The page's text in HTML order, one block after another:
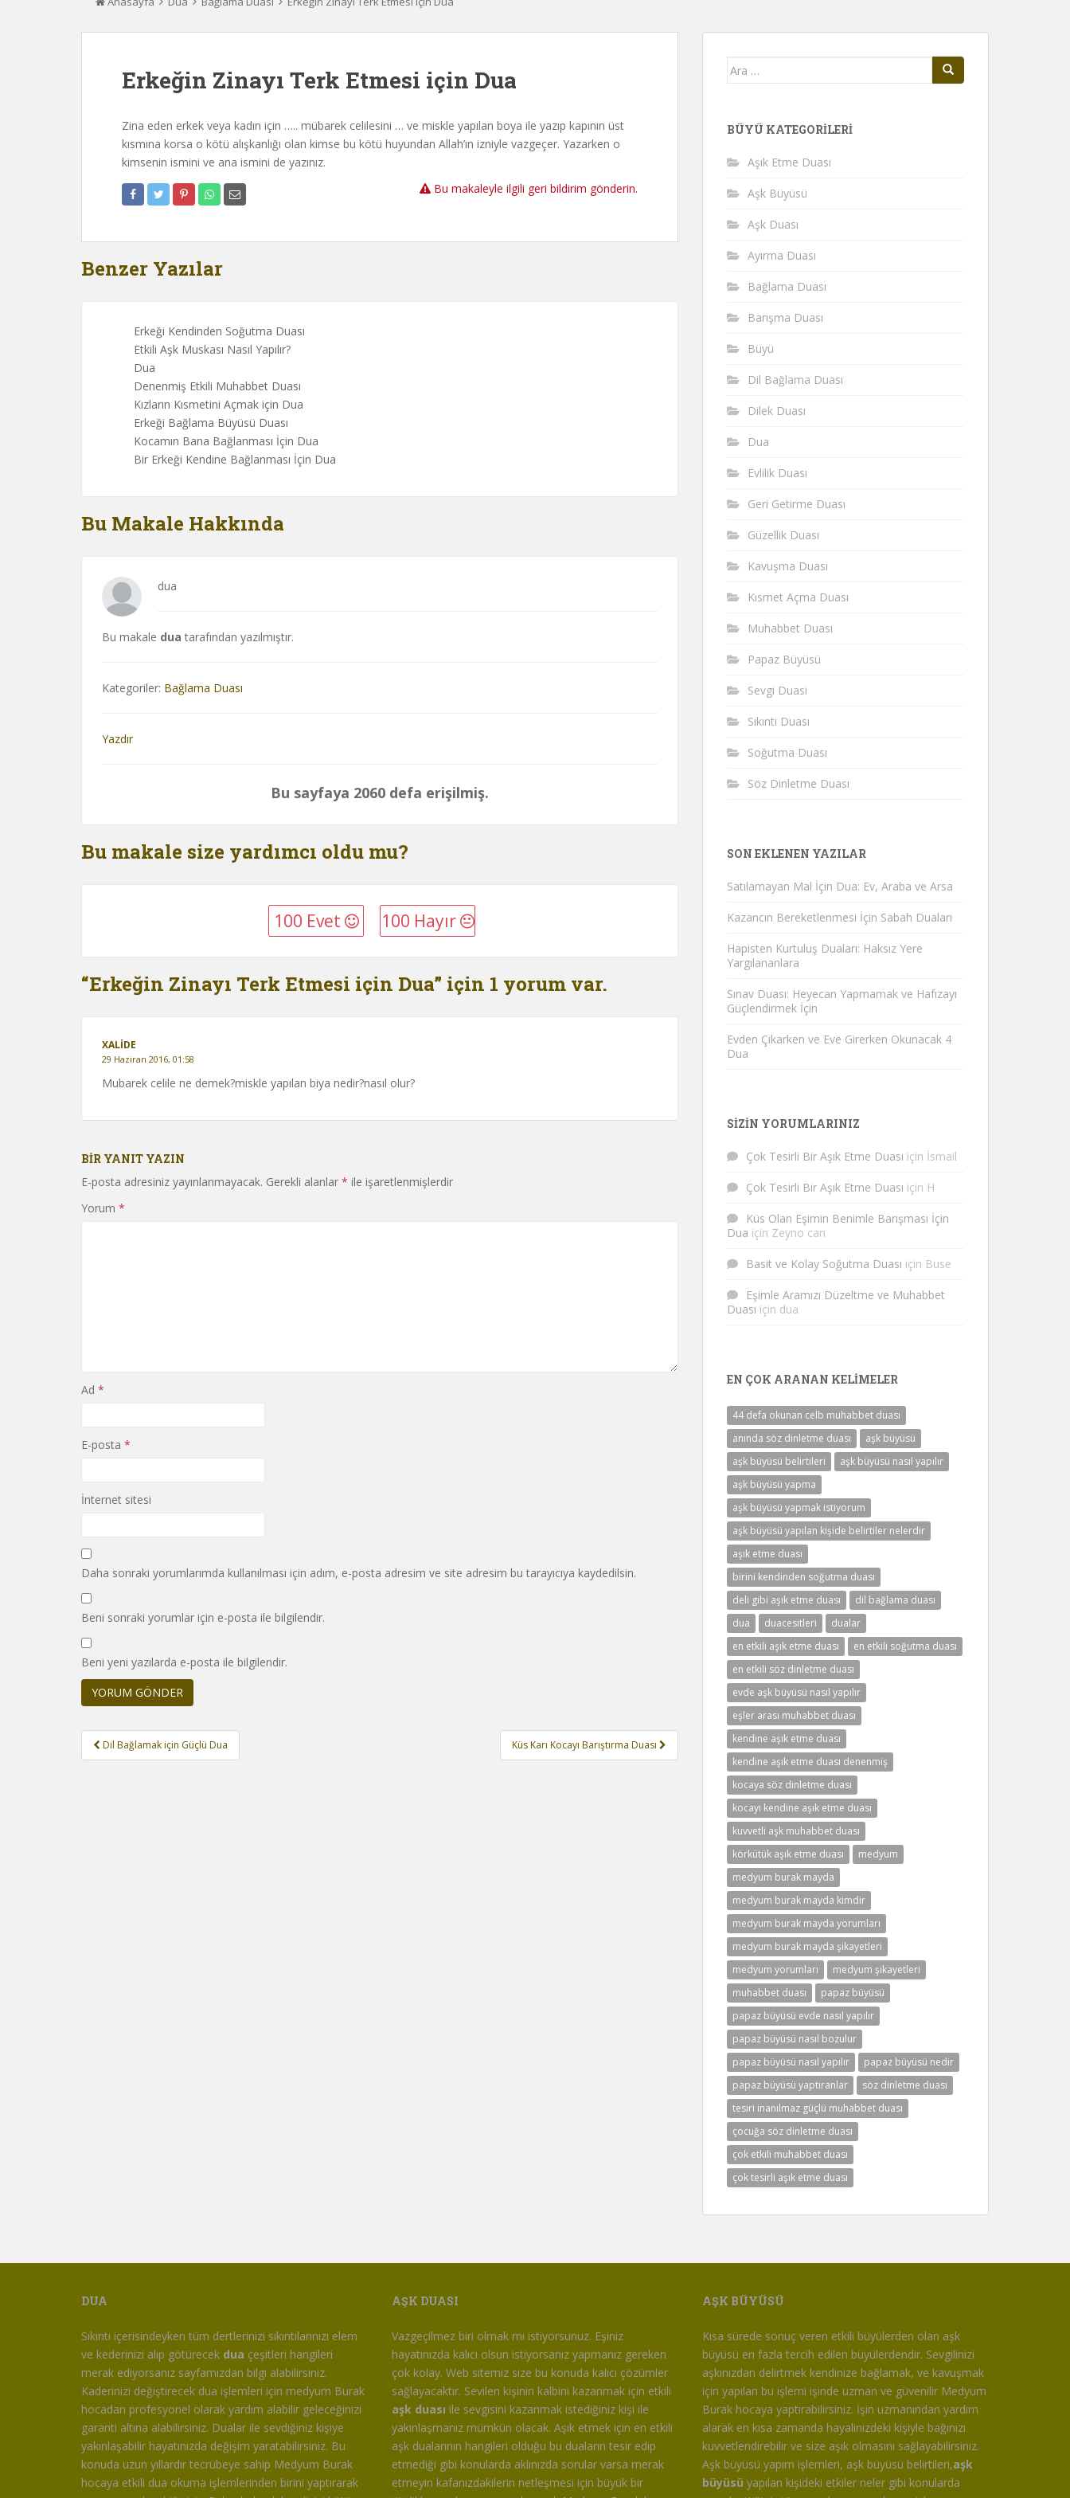
Erkeğin Zinayı Terk Etmesi için Dua
Zina eden erkek veya kadın için ….. mübarek celilesini … ve miskle yapılan boya ile yazıp kapının üst
kısmına korsa o kötü alışkanlığı olan kimse bu kötü huyundan Allah’ın izniyle vazgeçer. Yazarken o
kimsenin ismini ve ana ismini de yazınız.
Bu makaleyle ilgili geri bildirim gönderin.
Benzer Yazılar
Erkeği Kendinden Soğutma Duası
Etkili Aşk Muskası Nasıl Yapılır?
Dua
Denenmiş Etkili Muhabbet Duası
Kızların Kısmetini Açmak için Dua
Erkeği Bağlama Büyüsü Duası
Kocamın Bana Bağlanması İçin Dua
Bir Erkeği Kendine Bağlanması İçin Dua
Bu Makale Hakkında
dua
Bu makale dua tarafından yazılmıştır.
Kategoriler: Bağlama Duası
Yazdır
Bu sayfaya 2060 defa erişilmiş.
Bu makale size yardımcı oldu mu?
100 Evet 100 Hayır
“Erkeğin Zinayı Terk Etmesi için Dua” için 1 yorum var.
XALIDE
29 Haziran 2016, 01:58
Mubarek celile ne demek?miskle yapılan biya nedir?nasıl olur?
BIR YANIT YAZIN
E-posta adresiniz yayınlanmayacak. Gerekli alanlar * ile işaretlenmişlerdir
Yorum *
Ad *
E-posta *
İnternet sitesi
Daha sonraki yorumlarımda kullanılması için adım, e-posta adresim ve site adresim bu tarayıcıya kaydedilsin.
Beni sonraki yorumlar için e-posta ile bilgilendir.
Beni yeni yazılarda e-posta ile bilgilendir.
Yazı
gezinmesi
Dil Bağlamak için Güçlü Dua Küs Karı Kocayı Barıştırma Duası
Arama
BÜYÜ KATEGORILERI
Aşık Etme Duası
Aşk Büyüsü
Aşk Duası
Ayırma Duası
Bağlama Duası
Barışma Duası
Büyü
Dil Bağlama Duası
Dilek Duası
Dua
Evlilik Duası
Geri Getirme Duası
Güzellik Duası
Kavuşma Duası
Kısmet Açma Duası
Muhabbet Duası
Papaz Büyüsü
Sevgi Duasi
Sıkıntı Duası
Soğutma Duası
Söz Dinletme Duası
SON EKLENEN YAZILAR
Satılamayan Mal İçin Dua: Ev, Araba ve Arsa
Kazancın Bereketlenmesi İçin Sabah Duaları
Hapisten Kurtuluş Duaları: Haksız Yere
Yargılananlara
Sınav Duası: Heyecan Yapmamak ve Hafızayı
Güçlendirmek İçin
Evden Çıkarken ve Eve Girerken Okunacak 4
Dua
SIZIN YORUMLARINIZ
Çok Tesirli Bir Aşık Etme Duası için İsmail
Çok Tesirli Bir Aşık Etme Duası için H
Küs Olan Eşimin Benimle Barışması İçin
Dua için Zeyno can
Basit ve Kolay Soğutma Duası için Buse
Eşimle Aramızı Düzeltme ve Muhabbet
Duası için dua
EN ÇOK ARANAN KELIMELER
44 defa okunan celb muhabbet duası
anında söz dinletme duası
aşk büyüsü
aşk büyüsü belirtileri
aşk büyüsü nasıl yapılır
aşk büyüsü yapma
aşk büyüsü yapmak istiyorum
aşk büyüsü yapılan kişide belirtiler nelerdir
aşık etme duası
birini kendinden soğutma duası
deli gibi aşık etme duası
dil bağlama duası
dua
duacesitleri
dualar
en etkili aşık etme duası
en etkili soğutma duası
en etkili söz dinletme duası
evde aşk büyüsü nasıl yapılır
eşler arası muhabbet duası
kendine aşık etme duası
kendine aşık etme duası denenmiş
kocaya söz dinletme duası
kocayı kendine aşık etme duası
kuvvetli aşk muhabbet duası
körkütük aşık etme duası
medyum
medyum burak mayda
medyum burak mayda kimdir
medyum burak mayda yorumları
medyum burak mayda şikayetleri
medyum yorumları
medyum şikayetleri
muhabbet duası
papaz büyüsü
papaz büyüsü evde nasıl yapılır
papaz büyüsü nasıl bozulur
papaz büyüsü nasıl yapılır
papaz büyüsü nedir
papaz büyüsü yaptıranlar
söz dinletme duası
tesiri inanılmaz güçlü muhabbet duası
çocuğa söz dinletme duası
çok etkili muhabbet duası
çok tesirli aşık etme duası
DUA
Sıkıntı içerisindeyken tüm dertlerinizi sıkıntılarınızı elem
ve kederinizi alıp götürecek dua çeşitleri hangileri
merak ediyorsanız sayfamızdan bilgi alabilirsiniz.
Kaderinizi değiştirecek dua işlemleri için medyum Burak
hocadan profesyonel olarak yardım alabilir geleceğinizi
garanti altına alabilirsiniz. Dualar ile sevdiğiniz kişiye
yakınlaşabilir hayatınızda değişim yaratabilirsiniz. Bu
konuda uzun yıllardır tecrübeye sahip Medyum Burak
hocaya etkili dua okuma işlemlerinden birini yaptırarak
AŞK DUASI
Vazgeçilmez biri olmak mı istiyorsunuz. Eşiniz
hayatınızda kalıcı olsun istiyorsanız yapmanız gereken
çok kolay. Web sitemiz size bu konuda kalıcı çözümler
sağlayacaktır. Sevilen kişinin kalbini kazanmak için etkili
aşk duası ile sevgisini kazanmak istediğiniz kişi ile
yakınlaşmanız mümkün olacak. Aşık etmek için en etkili
aşk dualarının hangileri olduğu bu duaların tesir edip
etmediği gibi konularda aklınızda sorular varsa merak
etmeyin kafanızdakilerin netleşmesi için büyük bir
AŞK BÜYÜSÜ
Kısa sürede sonuç veren etkili büyülerden olan aşk
büyüsü en fazla tercih edilen büyülerdendir. Sevgilinizi
aşkınızdan delirtmek kendinize bağlamak, ve kavuşmak
için yapılan bu işlemi işinde uzman ve güvenilir Medyum
Burak hocaya yaptırabilirsiniz. İşin uzmanından yardım
alarak en kısa zamanda hayalinizdeki kişiyle bağınızı
kuvvetlendirebilir ve size aşık olmasını sağlayabilirsiniz.
Aşk büyüsü yapım işlemleri, aşk büyüsü belirtileri,aşk
büyüsü yapılan kişideki etkiler neler gibi konularda